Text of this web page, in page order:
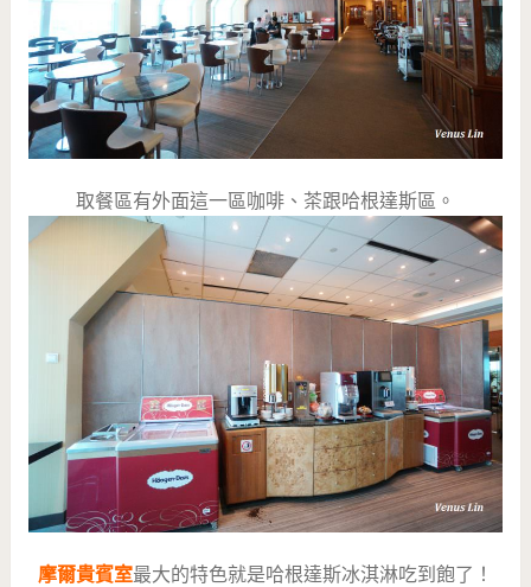
取餐區有外面這一區咖啡、茶跟哈根達斯區。
摩爾貴賓室最大的特色就是哈根達斯冰淇淋吃到飽了！